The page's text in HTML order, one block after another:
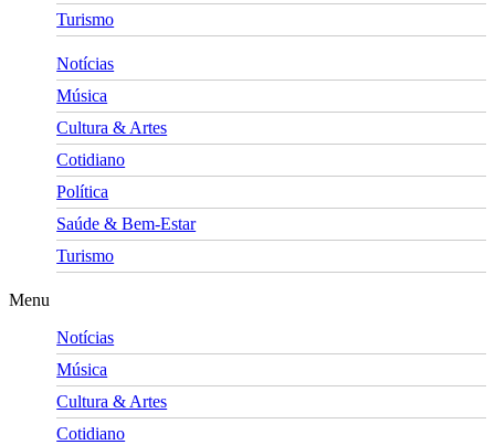
Turismo
Notícias
Música
Cultura & Artes
Cotidiano
Política
Saúde & Bem-Estar
Turismo
Menu
Notícias
Música
Cultura & Artes
Cotidiano